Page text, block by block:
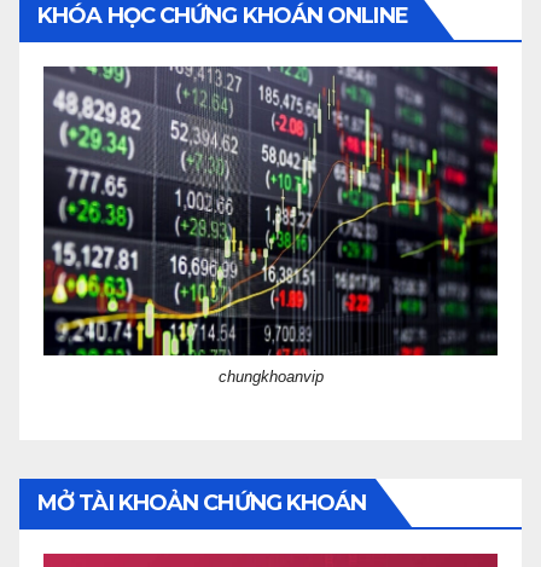
KHÓA HỌC CHỨNG KHOÁN ONLINE
chungkhoanvip
MỞ TÀI KHOẢN CHỨNG KHOÁN